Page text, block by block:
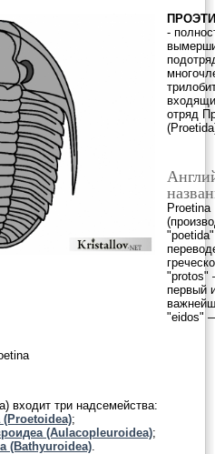
-
отряд
Proetina
первый
"eidos"
входит три надсемейства:
(Proetoidea);
(Aulacopleuroidea);
(Bathyuroidea).